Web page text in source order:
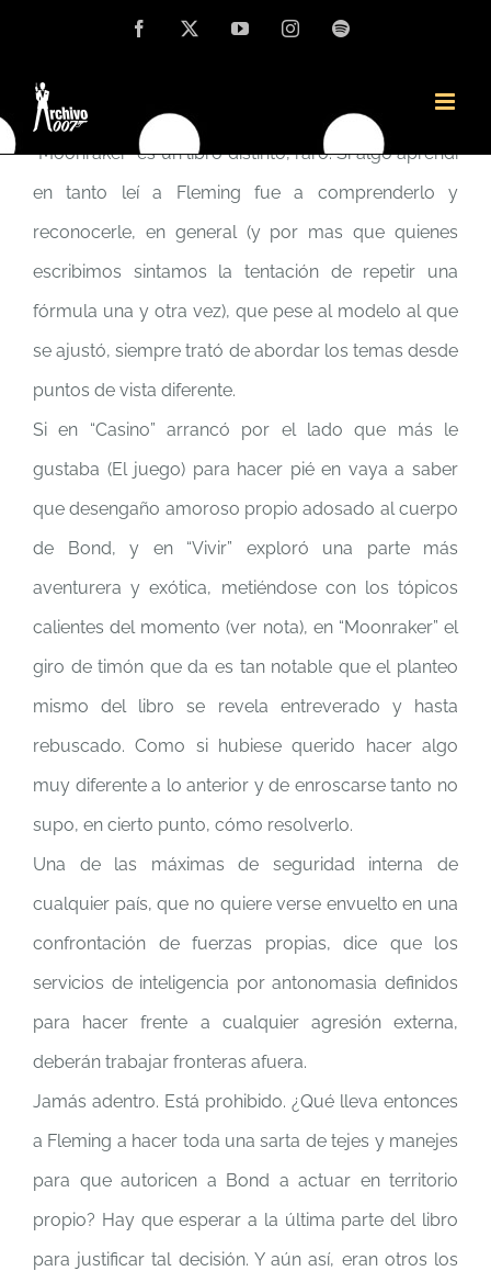
contenido
Facebook YouTubeInstagramSpotify
escrito por Ian Fleming
“Moonraker” es un libro distinto, raro. Si algo aprendí
en tanto leí a Fleming fue a comprenderlo y
reconocerle, en general (y por mas que quienes
escribimos sintamos la tentación de repetir una
fórmula una y otra vez), que pese al modelo al que
se ajustó, siempre trató de abordar los temas desde
puntos de vista diferente.
Si en “Casino” arrancó por el lado que más le
gustaba (El juego) para hacer pié en vaya a saber
que desengaño amoroso propio adosado al cuerpo
de Bond, y en “Vivir” exploró una parte más
aventurera y exótica, metiéndose con los tópicos
calientes del momento (ver nota), en “Moonraker” el
giro de timón que da es tan notable que el planteo
mismo del libro se revela entreverado y hasta
rebuscado. Como si hubiese querido hacer algo
muy diferente a lo anterior y de enroscarse tanto no
supo, en cierto punto, cómo resolverlo.
Una de las máximas de seguridad interna de
cualquier país, que no quiere verse envuelto en una
confrontación de fuerzas propias, dice que los
servicios de inteligencia por antonomasia definidos
para hacer frente a cualquier agresión externa,
deberán trabajar fronteras afuera.
Jamás adentro. Está prohibido. ¿Qué lleva entonces
a Fleming a hacer toda una sarta de tejes y manejes
para que autoricen a Bond a actuar en territorio
propio? Hay que esperar a la última parte del libro
para justificar tal decisión. Y aún así, eran otros los